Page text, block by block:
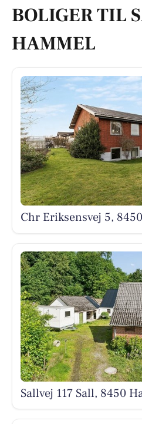
BOLIGER TIL
HAMMEL
Chr Eriksensvej 5,
Sallvej 117 Sall, 8450